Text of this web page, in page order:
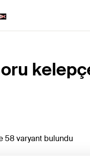
58 varyant bulundu